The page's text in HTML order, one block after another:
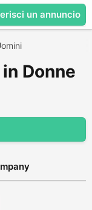
un annuncio
Donne